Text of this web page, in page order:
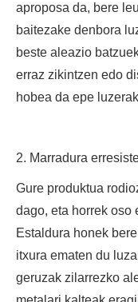
aproposa da, bere
baitezake denbora
beste aleazio
erraz zikintzen edo
hobea da epe
2. Marradura
Gure produktua
dago, eta horrek oso
Estaldura honek
itxura ematen du
geruzak zilarrezko